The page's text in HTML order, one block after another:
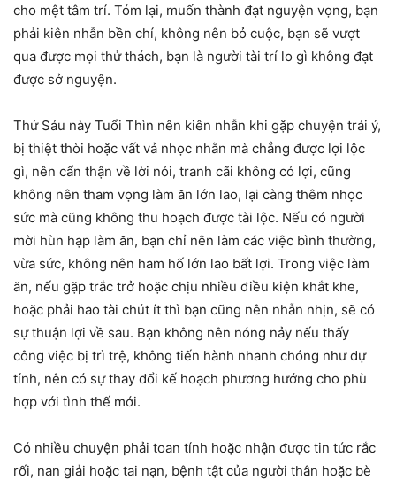
cho mệt tâm trí. Tóm lại, muốn thành đạt nguyện vọng, bạn
phải kiên nhẫn bền chí, không nên bỏ cuộc, bạn sẽ vượt
qua được mọi thử thách, bạn là người tài trí lo gì không đạt
được sở nguyện.
Thứ Sáu này Tuổi Thìn nên kiên nhẫn khi gặp chuyện trái ý,
bị thiệt thòi hoặc vất vả nhọc nhằn mà chẳng được lợi lộc
gì, nên cẩn thận về lời nói, tranh cãi không có lợi, cũng
không nên tham vọng làm ăn lớn lao, lại càng thêm nhọc
sức mà cũng không thu hoạch được tài lộc. Nếu có người
mời hùn hạp làm ăn, bạn chỉ nên làm các việc bình thường,
vừa sức, không nên ham hố lớn lao bất lợi. Trong việc làm
ăn, nếu gặp trắc trở hoặc chịu nhiều điều kiện khắt khe,
hoặc phải hao tài chút ít thì bạn cũng nên nhẫn nhịn, sẽ có
sự thuận lợi về sau. Bạn không nên nóng nảy nếu thấy
công việc bị trì trệ, không tiến hành nhanh chóng như dự
tính, nên có sự thay đổi kế hoạch phương hướng cho phù
hợp với tình thế mới.
Có nhiều chuyện phải toan tính hoặc nhận được tin tức rắc
rối, nan giải hoặc tai nạn, bệnh tật của người thân hoặc bè